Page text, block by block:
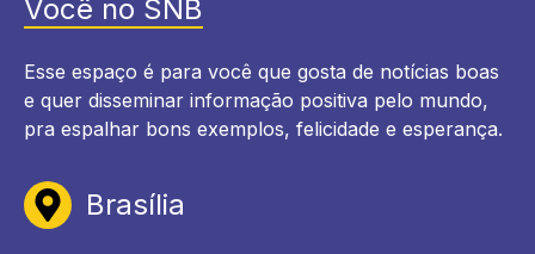
Você no SNB
Esse espaço é para você que gosta de notícias boas
e quer disseminar informação positiva pelo mundo,
pra espalhar bons exemplos, felicidade e esperança.
Brasília